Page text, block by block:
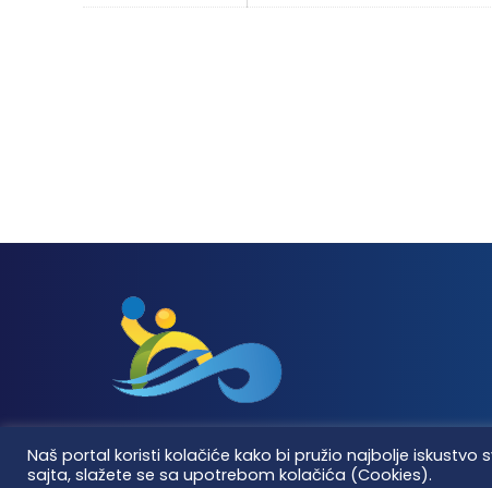
Naš portal koristi kolačiće kako bi pružio najbolje
sajta, slažete se sa upotrebom kolačića (Cookies).